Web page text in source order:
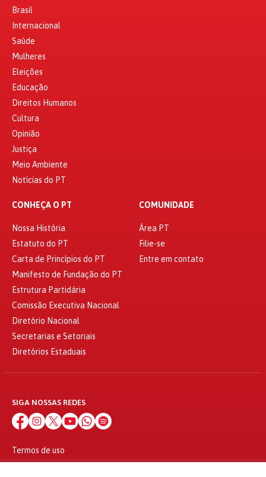
Brasil
Internacional
Saúde
Mulheres
Eleições
Educação
Direitos Humanos
Cultura
Opinião
Justiça
Meio Ambiente
Notícias do PT
CONHEÇA O PT
Nossa História
Estatuto do PT
Carta de Princípios do PT
Manifesto de Fundação do PT
Estrutura Partidária
Comissão Executiva Nacional
Diretório Nacional
Secretarias e Setoriais
Diretórios Estaduais
COMUNIDADE
Área PT
Filie-se
Entre em contato
SIGA NOSSAS REDES
Termos de uso